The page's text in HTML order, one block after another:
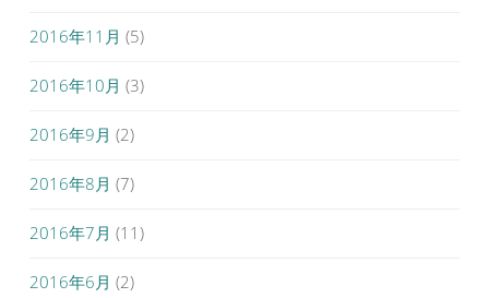
2016年11月 (5)
2016年10月 (3)
2016年9月 (2)
2016年8月 (7)
2016年7月 (11)
2016年6月 (2)